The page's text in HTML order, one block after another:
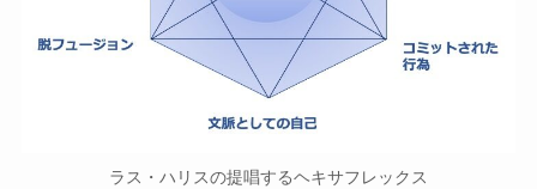
ラス・ハリスの提唱するヘキサフレックス